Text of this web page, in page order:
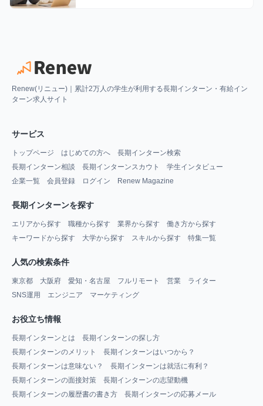
Renew(リニュー)｜累計2万人の学生が利用する長期インターン・有給イン
ターン求人サイト
サービス
トップページ はじめての方へ
長期インターン検索
長期インターン相談
長期インターンスカウト
学生インタビュー
企業一覧
会員登録 ログイン Renew Magazine
長期インターンを探す
エリアから探す 職種から探す 業界から探す
働き方から探す
キーワードから探す
大学から探す スキルから探す 特集一覧
人気の検索条件
東京都 大阪府 愛知・名古屋 フルリモート 営業
ライター
SNS運用
エンジニア マーケティング
お役立ち情報
長期インターンとは
長期インターンの探し方
長期インターンのメリット
長期インターンはいつから？
長期インターンは意味ない？
長期インターンは就活に有利？
長期インターンの面接対策
長期インターンの志望動機
長期インターンの履歴書の書き方
長期インターンの応募メール